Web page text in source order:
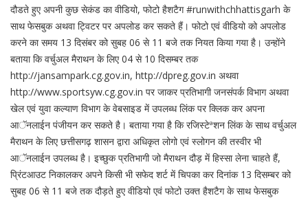
दौडते हुए अपनी कुछ सेकंड का वीडियो, फोटो हैशटैग #runwithchhattisgarh के
साथ फेसबुक अथवा ट्विटर पर अपलोड कर सकते हैं। फोटो एवं वीडियो को अपलोड
करने का समय 13 दिसंबर को सुबह 06 से 11 बजे तक नियत किया गया है। उन्होंने
बताया कि वर्चुअल मैराथन के लिए 04 से 10 दिसम्बर तक
http://jansampark.cg.gov.in, http://dpreg.gov.in अथवा
http://www.sportsyw.cg.gov.in पर जाकर प्रतिभागी जनसंपर्क विभाग अथवा
खेल एवं युवा कल्याण विभाग के वेबसाइड में उपलब्ध लिंक पर क्लिक कर अपना
आॅनलाईन पंजीयन कर सकते है। बताया गया है कि रजिस्टेªशन लिंक के साथ वर्चुअल
मैराथन के लिए छत्तीसगढ़ शासन द्वारा अधिकृत लोगो एवं स्लोगन की तस्वीर भी
आॅनलाईन उपलब्ध है। इच्छुक प्रतिभागी जो मैराथन दौड़ में हिस्सा लेना चाहते हैं,
प्रिंटआउट निकालकर अपने किसी भी सफेद शर्ट में चिपका कर दिनांक 13 दिसम्बर को
सुबह 06 से 11 बजे तक दौड़ते हुए वीडियो एवं फोटो उक्त हैशटैग के साथ फेसबुक